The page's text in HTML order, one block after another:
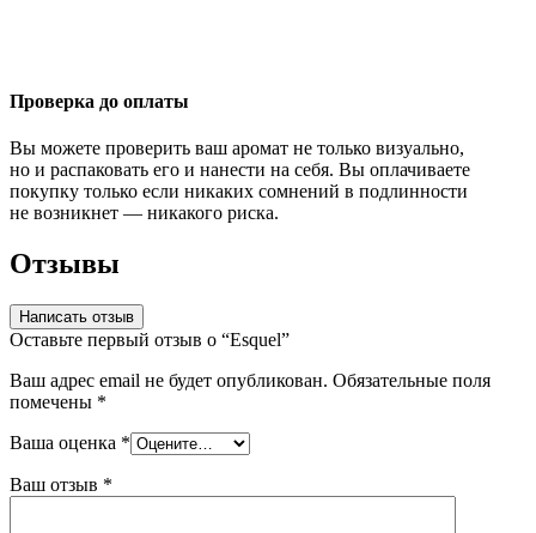
Проверка до оплаты
Вы можете проверить ваш аромат не только визуально,
но и распаковать его и нанести на себя. Вы оплачиваете
покупку только если никаких сомнений в подлинности
не возникнет — никакого риска.
Отзывы
Написать отзыв
Оставьте первый отзыв о “Esquel”
Ваш адрес email не будет опубликован. Обязательные поля
помечены *
Ваша оценка *
Ваш отзыв *